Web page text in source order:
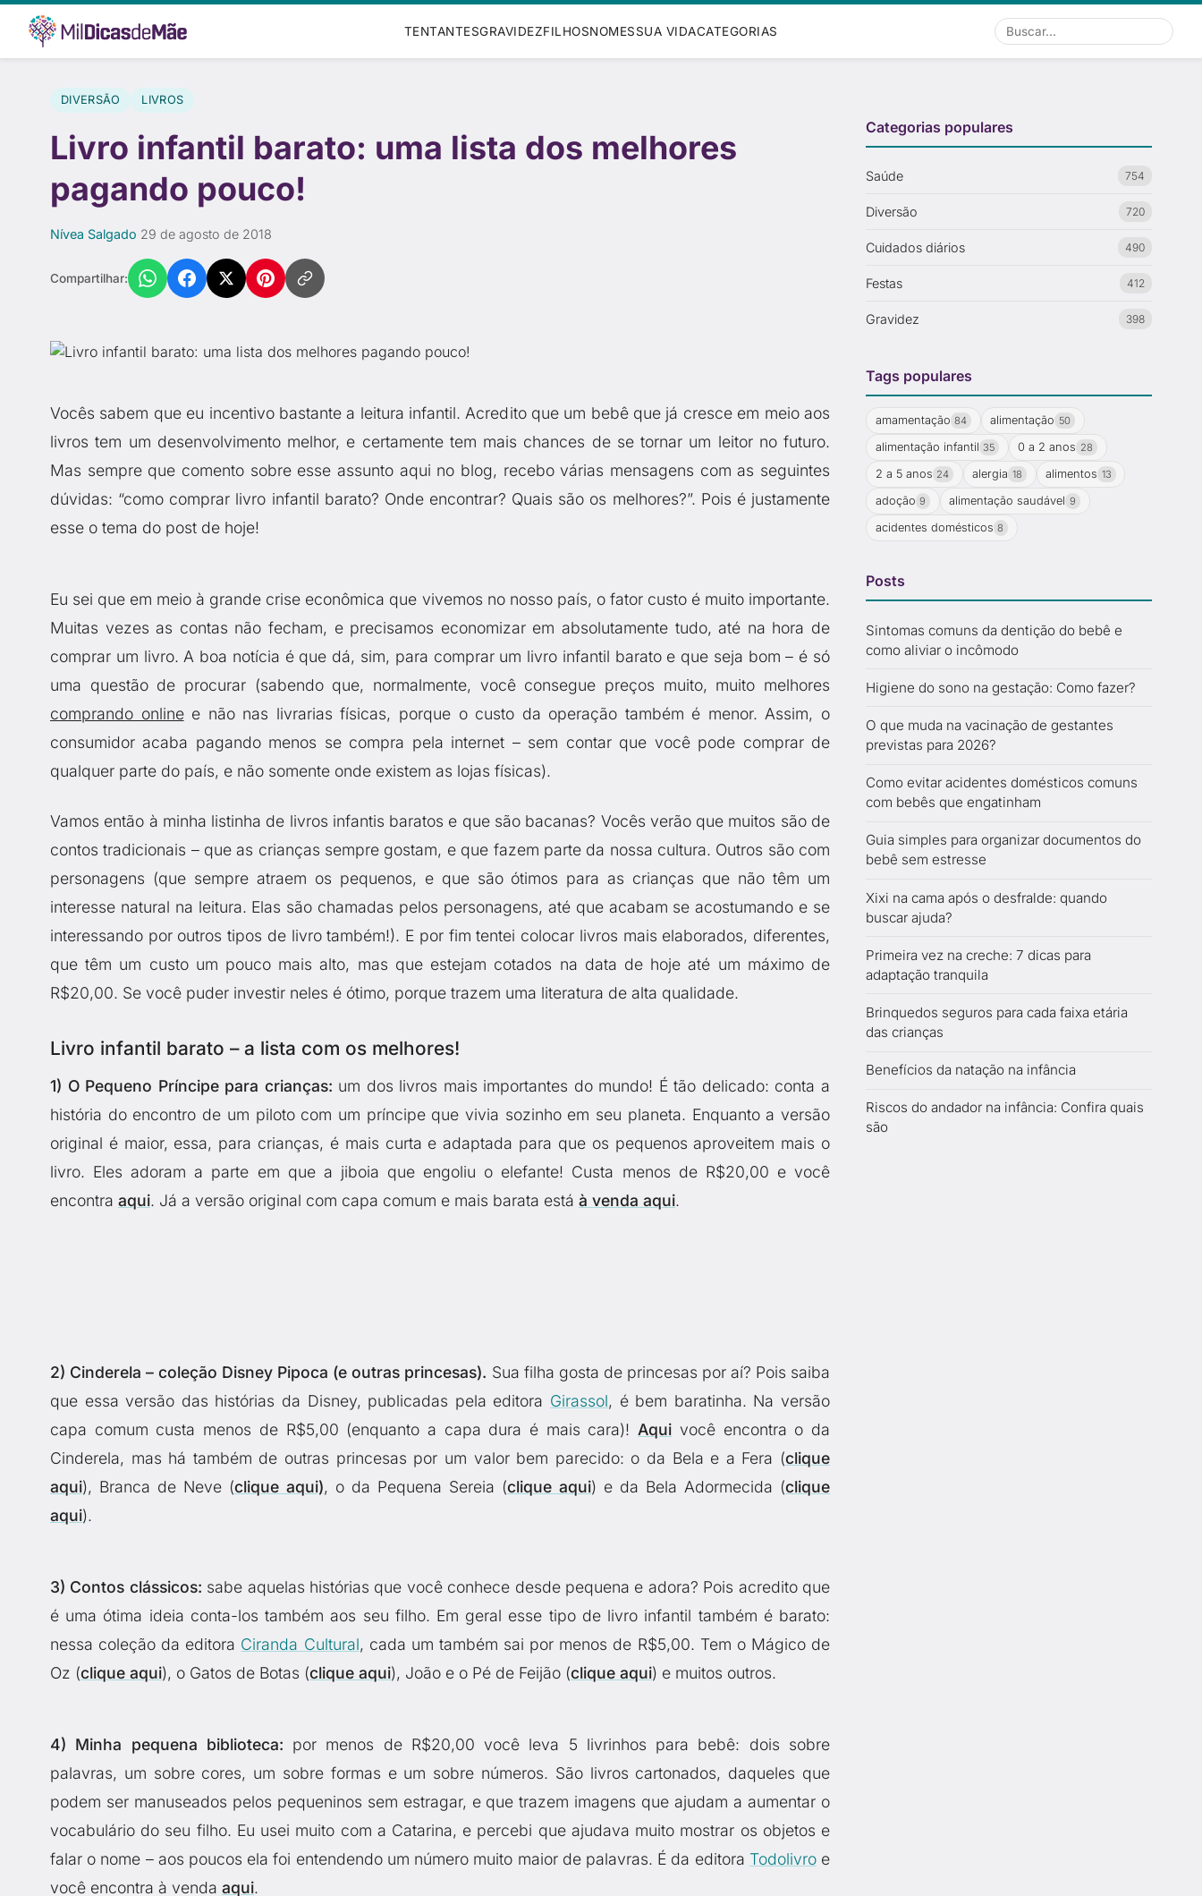
TENTANTESGRAVIDEZFILHOSNOMESSUA VIDACATEGORIAS Buscar
DIVERSÃO LIVROS
Livro infantil barato: uma lista dos melhores
pagando pouco!
Nívea Salgado 29 de agosto de 2018
Compartilhar:
Vocês sabem que eu incentivo bastante a leitura infantil. Acredito que um bebê que já cresce em meio aos
livros tem um desenvolvimento melhor, e certamente tem mais chances de se tornar um leitor no futuro.
Mas sempre que comento sobre esse assunto aqui no blog, recebo várias mensagens com as seguintes
dúvidas: “como comprar livro infantil barato? Onde encontrar? Quais são os melhores?”. Pois é justamente
esse o tema do post de hoje!
Eu sei que em meio à grande crise econômica que vivemos no nosso país, o fator custo é muito importante.
Muitas vezes as contas não fecham, e precisamos economizar em absolutamente tudo, até na hora de
comprar um livro. A boa notícia é que dá, sim, para comprar um livro infantil barato e que seja bom – é só
uma questão de procurar (sabendo que, normalmente, você consegue preços muito, muito melhores
comprando onlinee não nas livrarias físicas, porque o custo da operação também é menor. Assim, o
consumidor acaba pagando menos se compra pela internet – sem contar que você pode comprar de
qualquer parte do país, e não somente onde existem as lojas físicas).
Vamos então à minha listinha de livros infantis baratos e que são bacanas? Vocês verão que muitos são de
contos tradicionais – que as crianças sempre gostam, e que fazem parte da nossa cultura. Outros são com
personagens (que sempre atraem os pequenos, e que são ótimos para as crianças que não têm um
interesse natural na leitura. Elas são chamadas pelos personagens, até que acabam se acostumando e se
interessando por outros tipos de livro também!). E por fim tentei colocar livros mais elaborados, diferentes,
que têm um custo um pouco mais alto, mas que estejam cotados na data de hoje até um máximo de
R$20,00. Se você puder investir neles é ótimo, porque trazem uma literatura de alta qualidade.
Livro infantil barato – a lista com os melhores!
1) O Pequeno Príncipe para crianças: um dos livros mais importantes do mundo! É tão delicado: conta a
história do encontro de um piloto com um príncipe que vivia sozinho em seu planeta. Enquanto a versão
original é maior, essa, para crianças, é mais curta e adaptada para que os pequenos aproveitem mais o
livro. Eles adoram a parte em que a jiboia que engoliu o elefante! Custa menos de R$20,00 e você
encontra aqui. Já a versão original com capa comum e mais barata está à venda aqui.
2) Cinderela – coleção Disney Pipoca (e outras princesas). Sua filha gosta de princesas por aí? Pois saiba
que essa versão das histórias da Disney, publicadas pela editora Girassol, é bem baratinha. Na versão
capa comum custa menos de R$5,00 (enquanto a capa dura é mais cara)! Aqui você encontra o da
Cinderela, mas há também de outras princesas por um valor bem parecido: o da Bela e a Fera (clique
aqui), Branca de Neve (clique aqui), o da Pequena Sereia (clique aqui) e da Bela Adormecida (clique
aqui).
3) Contos clássicos: sabe aquelas histórias que você conhece desde pequena e adora? Pois acredito que
é uma ótima ideia conta-los também aos seu filho. Em geral esse tipo de livro infantil também é barato:
nessa coleção da editora Ciranda Cultural, cada um também sai por menos de R$5,00. Tem o Mágico de
Oz (clique aqui), o Gatos de Botas (clique aqui), João e o Pé de Feijão (clique aqui) e muitos outros.
4) Minha pequena biblioteca: por menos de R$20,00 você leva 5 livrinhos para bebê: dois sobre
palavras, um sobre cores, um sobre formas e um sobre números. São livros cartonados, daqueles que
podem ser manuseados pelos pequeninos sem estragar, e que trazem imagens que ajudam a aumentar o
vocabulário do seu filho. Eu usei muito com a Catarina, e percebi que ajudava muito mostrar os objetos e
falar o nome – aos poucos ela foi entendendo um número muito maior de palavras. É da editora Todolivroe
você encontra à venda aqui.
Categorias populares
Saúde 754
Diversão 720
Cuidados diários 490
Festas 412
Gravidez 398
Tags populares
amamentação 84 alimentação 50
alimentação infantil 35 0 a 2 anos 28
2 a 5 anos 24 alergia 18 alimentos 13
adoção 9 alimentação saudável 9
acidentes domésticos 8
Posts
Sintomas comuns da dentição do bebê e
como aliviar o incômodo
Higiene do sono na gestação: Como fazer?
O que muda na vacinação de gestantes
previstas para 2026?
Como evitar acidentes domésticos comuns
com bebês que engatinham
Guia simples para organizar documentos do
bebê sem estresse
Xixi na cama após o desfralde: quando
buscar ajuda?
Primeira vez na creche: 7 dicas para
adaptação tranquila
Brinquedos seguros para cada faixa etária
das crianças
Benefícios da natação na infância
Riscos do andador na infância: Confira quais
são